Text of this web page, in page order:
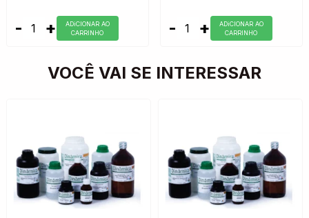
- +
ADiCIONAR AO
CARRINHO
- +
ADiCIONAR AO
CARRINHO
VOCÊ VAI SE INTERESSAR